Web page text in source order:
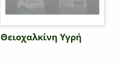
Θειοχαλκίνη Υγρή